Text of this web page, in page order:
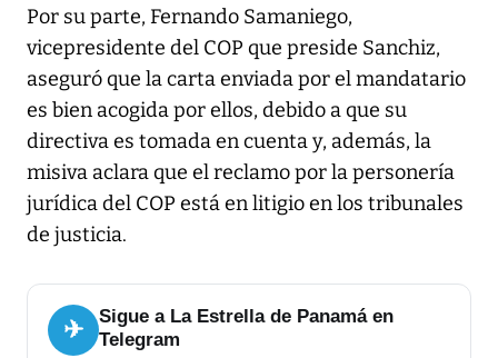
Por su parte, Fernando Samaniego,
vicepresidente del COP que preside Sanchiz,
aseguró que la carta enviada por el mandatario
es bien acogida por ellos, debido a que su
directiva es tomada en cuenta y, además, la
misiva aclara que el reclamo por la personería
jurídica del COP está en litigio en los tribunales
de justicia.
✈
Sigue a La Estrella de Panamá en
Telegram